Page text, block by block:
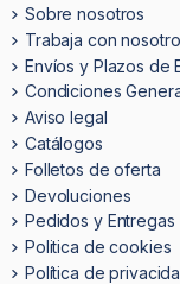
Sobre nosotros
Trabaja con
Envíos y Plazos de
Condiciones
Aviso legal
Catálogos
Folletos de oferta
Devoluciones
Pedidos y Entregas
Politica de cookies
Política de